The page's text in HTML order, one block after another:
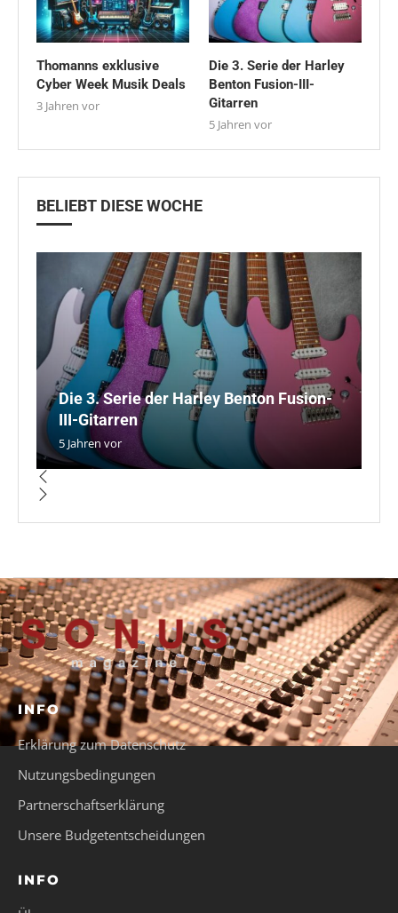
Thomanns exklusive
Cyber Week Musik Deals
3 Jahren vor
Die 3. Serie der Harley
Benton Fusion-III-
Gitarren
5 Jahren vor
BELIEBT DIESE WOCHE
Die 3. Serie der Harley Benton Fusion-
III-Gitarren
5 Jahren vor
INFO
Erklärung zum Datenschutz
Nutzungsbedingungen
Partnerschaftserklärung
Unsere Budgetentscheidungen
INFO